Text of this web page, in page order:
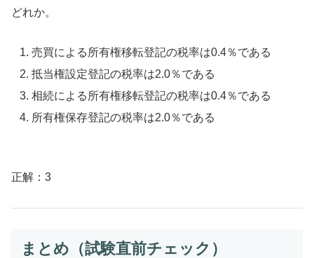
どれか。
売買による所有権移転登記の税率は0.4％である
抵当権設定登記の税率は2.0％である
相続による所有権移転登記の税率は0.4％である
所有権保存登記の税率は2.0％である
正解：3
まとめ（試験直前チェック）